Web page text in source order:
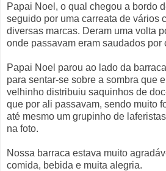
Papai Noel, o qual chegou a bordo
seguido por uma carreata de vários
diversas marcas. Deram uma volta
onde passavam eram saudados por
Papai Noel parou ao lado da
para sentar-se sobre a sombra que
velhinho distribuiu saquinhos de
que por ali passavam, sendo muito
até mesmo um grupinho de
na foto.
Nossa barraca estava muito
comida, bebida e muita alegria.